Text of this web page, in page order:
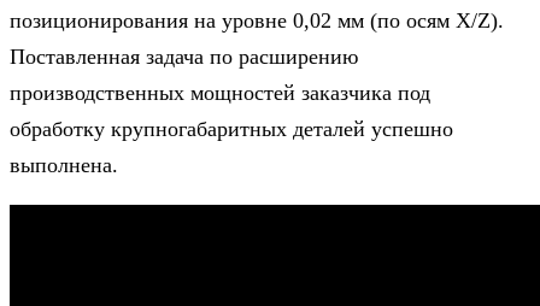
позиционирования на уровне 0,02 мм (по осям X/Z).
Поставленная задача по расширению
производственных мощностей заказчика под
обработку крупногабаритных деталей успешно
выполнена.